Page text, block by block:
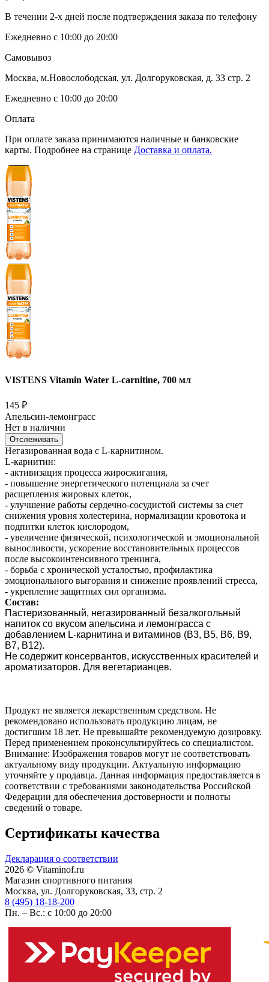
В течении 2-х дней после подтверждения заказа по телефону
Ежедневно с 10:00 до 20:00
Самовывоз
Москва, м.Новослободская, ул. Долгоруковская, д. 33 стр. 2
Ежедневно с 10:00 до 20:00
Оплата
При оплате заказа принимаются наличные и банковские
карты. Подробнее на странице Доставка и оплата.
VISTENS Vitamin Water L-carnitine, 700 мл
145 ₽
Апельсин-лемонграсс
Нет в наличии
Отслеживать
Негазированная вода c L-карнитином.
L-карнитин:
- активизация процесса жиросжигания,
- повышение энергетического потенциала за счет
расщепления жировых клеток,
- улучшение работы сердечно-сосудистой системы за счет
снижения уровня холестерина, нормализации кровотока и
подпитки клеток кислородом,
- увеличение физической, психологической и эмоциональной
выносливости, ускорение восстановительных процессов
после высокоинтенсивного тренинга,
- борьба с хронической усталостью, профилактика
эмоционального выгорания и снижение проявлений стресса,
- укрепление защитных сил организма.
Состав:
Пастеризованный, негазированный безалкогольный
напиток со вкусом апельсина и лемонграсса с
добавлением L-карнитина и витаминов (B3, B5, B6, B9,
B7, B12).
Не содержит консервантов, искусственных красителей и
ароматизаторов. Для вегетарианцев.
Продукт не является лекарственным средством. Не
рекомендовано использовать продукцию лицам, не
достигшим 18 лет. Не превышайте рекомендуемую дозировку.
Перед применением проконсультируйтесь со специалистом.
Внимание: Изображения товаров могут не соответствовать
актуальному виду продукции. Актуальную информацию
уточняйте у продавца. Данная информация предоставляется в
соответствии с требованиями законодательства Российской
Федерации для обеспечения достоверности и полноты
сведений о товаре.
Сертификаты качества
Декларация о соответствии
2026 © Vitaminof.ru
Магазин спортивного питания
Москва, ул. Долгоруковская, 33, стр. 2
8 (495) 18-18-200
Пн. – Вс.: с 10:00 до 20:00